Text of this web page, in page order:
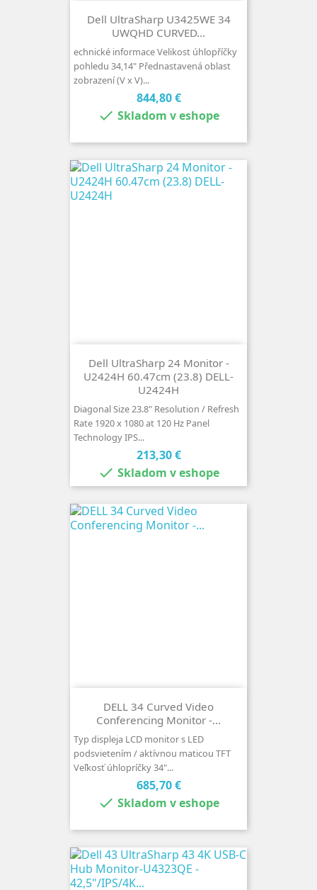
Dell UltraSharp U3425WE 34
UWQHD CURVED...
echnické informace Velikost úhlopříčky
pohledu 34,14" Přednastavená oblast
zobrazení (V x V)...
Cena
844,80 €
 Skladom v eshope
Dell UltraSharp 24 Monitor -
U2424H 60.47cm (23.8) DELL-
U2424H
Diagonal Size 23.8" Resolution / Refresh
Rate 1920 x 1080 at 120 Hz Panel
Technology IPS...
Cena
213,30 €
 Skladom v eshope
DELL 34 Curved Video
Conferencing Monitor -...
Typ displeja LCD monitor s LED
podsvietením / aktívnou maticou TFT
Veľkosť úhlopríčky 34"...
Cena
685,70 €
 Skladom v eshope